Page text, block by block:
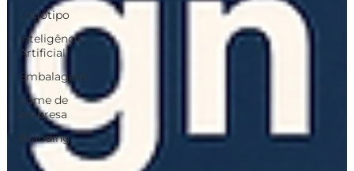
Logotipo
Inteligência
Artificial
Embalagens
nome de
empresa
Branding